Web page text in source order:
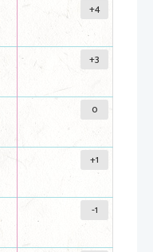
+4
+3
0
+1
-1